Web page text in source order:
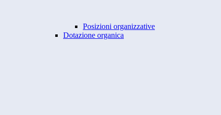
Posizioni organizzative
Dotazione organica